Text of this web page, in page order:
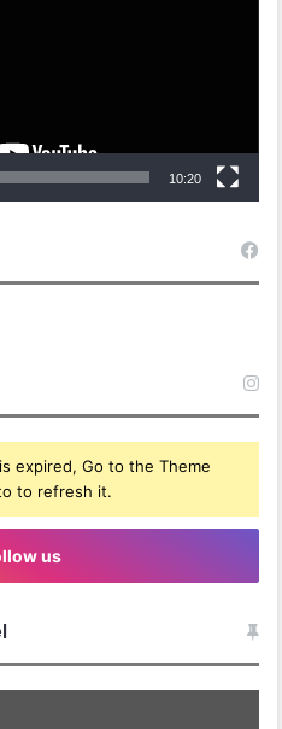
10:20
expired, Go to the Theme
to refresh it.
us